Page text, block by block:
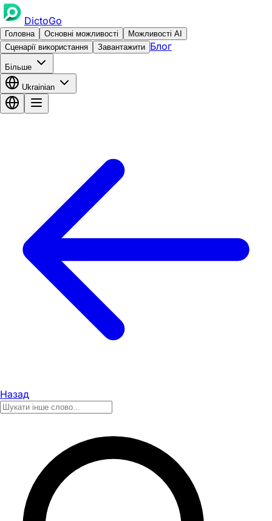
DictoGo
Головна Основні можливості
Можливості AI
Сценарії використання
Завантажити Блог
Більше
Ukrainian
Назад